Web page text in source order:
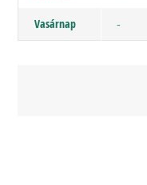
Vasárnap -